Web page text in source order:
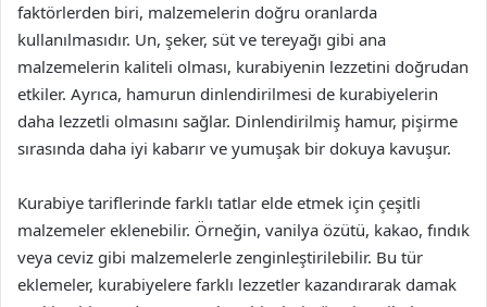
faktörlerden biri, malzemelerin doğru oranlarda
kullanılmasıdır. Un, şeker, süt ve tereyağı gibi ana
malzemelerin kaliteli olması, kurabiyenin lezzetini doğrudan
etkiler. Ayrıca, hamurun dinlendirilmesi de kurabiyelerin
daha lezzetli olmasını sağlar. Dinlendirilmiş hamur, pişirme
sırasında daha iyi kabarır ve yumuşak bir dokuya kavuşur.
Kurabiye tariflerinde farklı tatlar elde etmek için çeşitli
malzemeler eklenebilir. Örneğin, vanilya özütü, kakao, fındık
veya ceviz gibi malzemelerle zenginleştirilebilir. Bu tür
eklemeler, kurabiyelere farklı lezzetler kazandırarak damak